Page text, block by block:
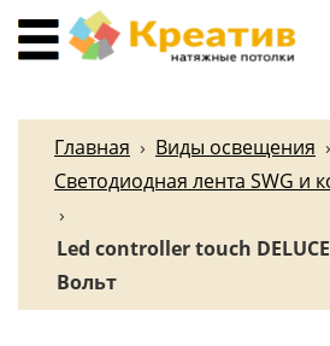
Главная › Виды освещения ›
Светодиодная лента SWG и
›
Led controller touch
Вольт